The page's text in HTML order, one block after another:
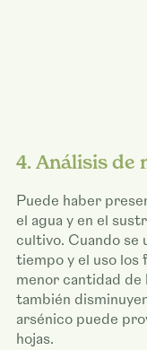
4. Análisis de
Puede haber
el agua y en el
cultivo. Cuando se
tiempo y el uso los
menor cantidad de
también
arsénico puede
hojas.